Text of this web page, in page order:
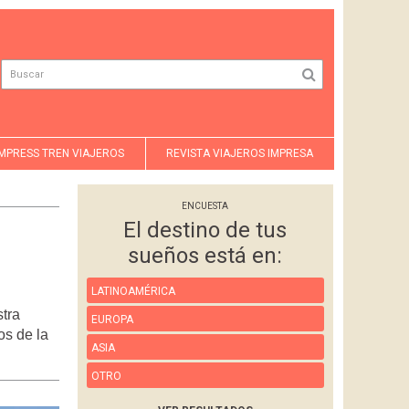
TREN VIAJEROS REVISTA VIAJEROS IMPRESA
de la
ENCUESTA
El destino de tus
sueños está en:
LATINOAMÉRICA
EUROPA
ASIA
OTRO